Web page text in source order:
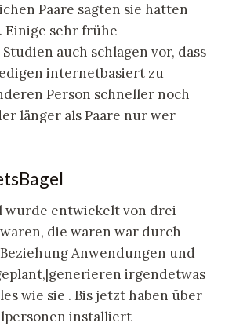
Paare sagten sie hatten
Einige sehr frühe
auch schlagen vor, dass
internetbasiert zu
Person schneller noch
länger als Paare nur wer
wurde entwickelt von drei
die waren war durch
Anwendungen und
irgendetwas
wie sie . Bis jetzt haben über
installiert